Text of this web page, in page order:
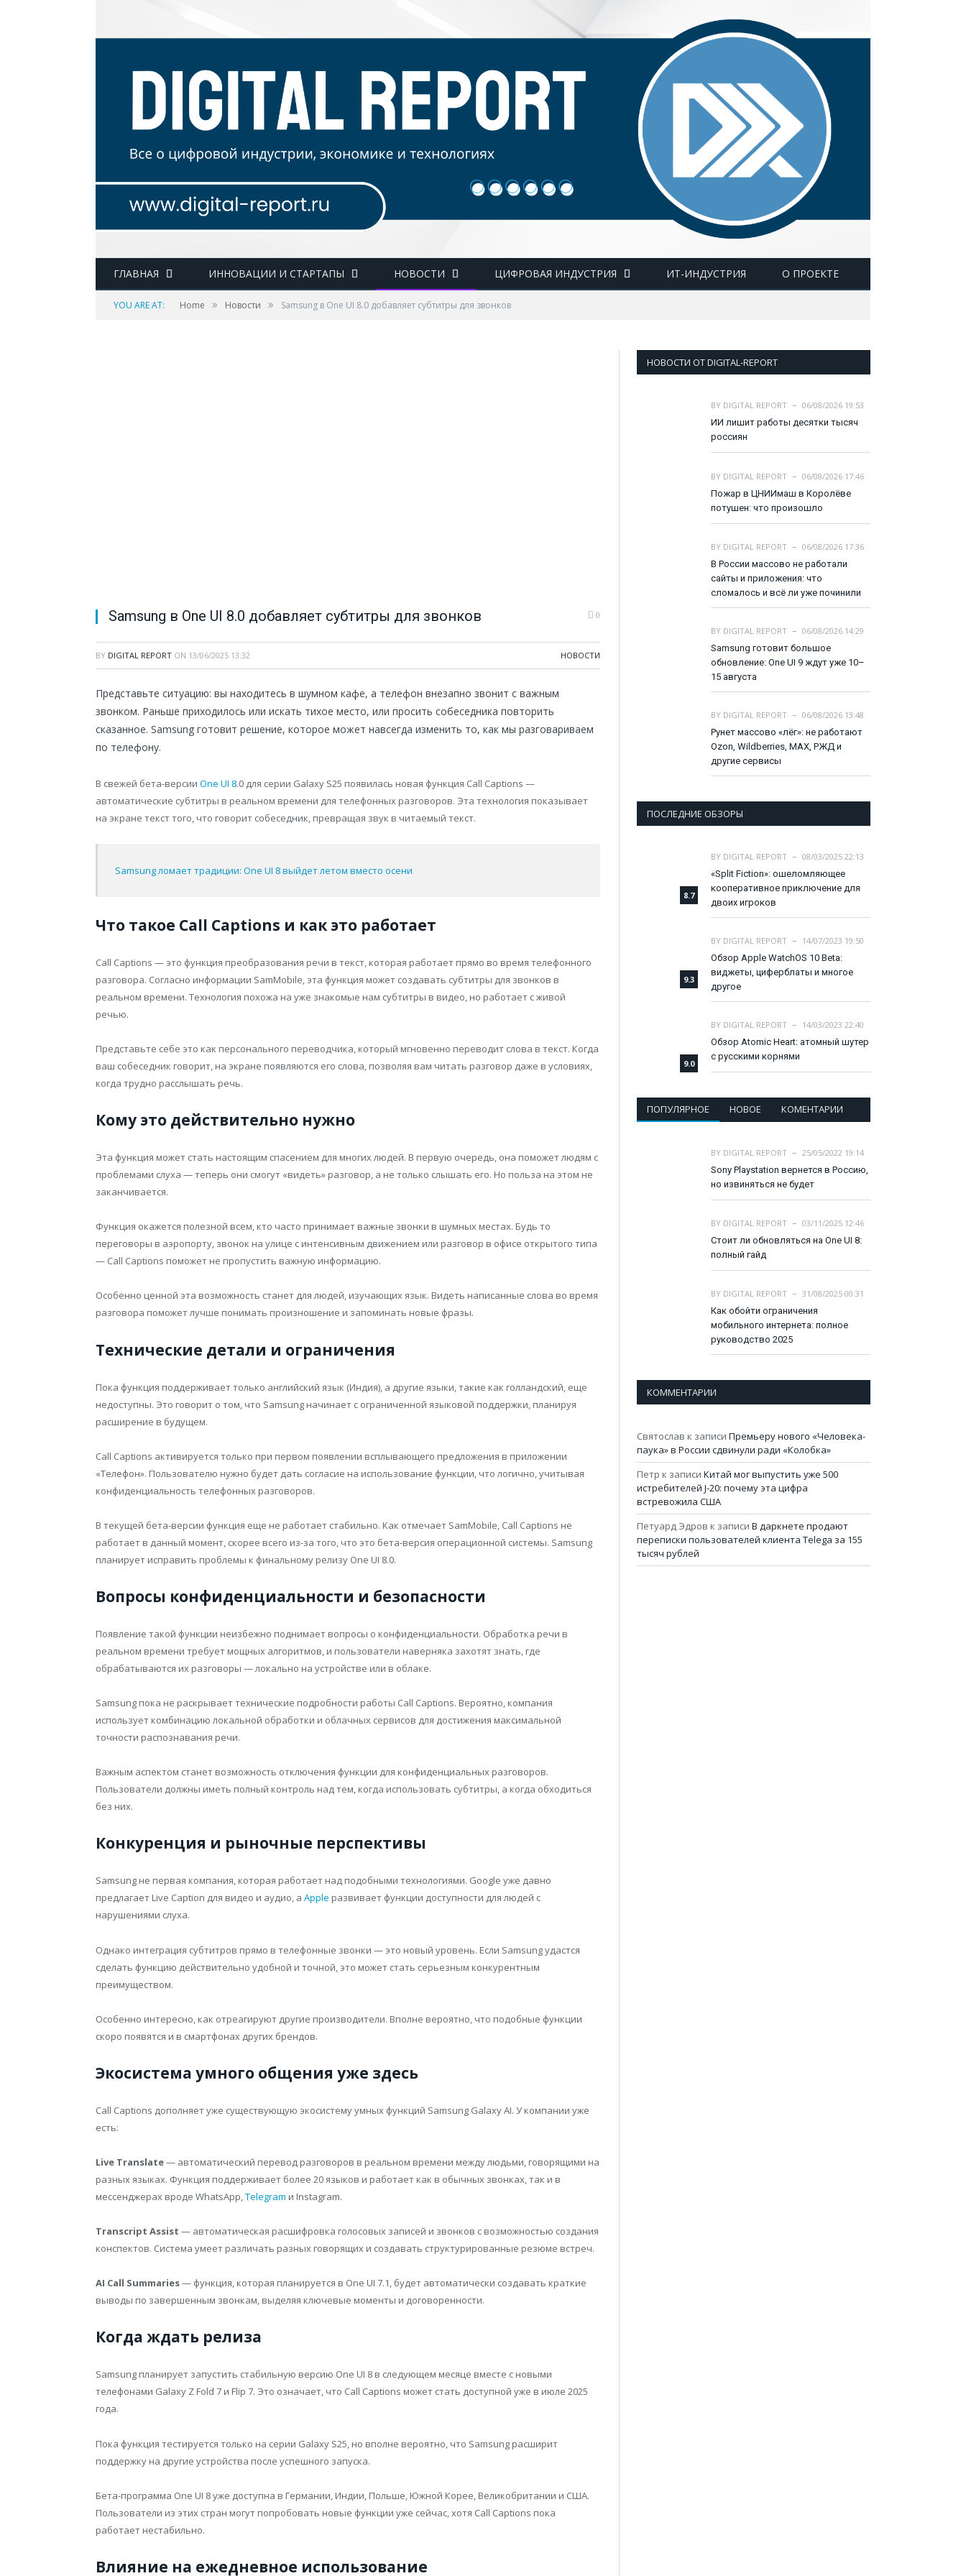
ГЛАВНАЯ ИННОВАЦИИ И СТАРТАПЫ НОВОСТИ ЦИФРОВАЯ ИНДУСТРИЯ ИТ-ИНДУСТРИЯ О ПРОЕКТЕ
YOU ARE AT: Home » Новости » Samsung в One UI 8.0 добавляет субтитры для звонков
Samsung в One UI 8.0 добавляет субтитры для звонков 0
BY DIGITAL REPORT ON 13/06/2025 13:32 НОВОСТИ
Представьте ситуацию: вы находитесь в шумном кафе, а телефон внезапно звонит с важным
звонком. Раньше приходилось или искать тихое место, или просить собеседника повторить
сказанное. Samsung готовит решение, которое может навсегда изменить то, как мы разговариваем
по телефону.
В свежей бета-версии One UI 8.0 для серии Galaxy S25 появилась новая функция Call Captions —
автоматические субтитры в реальном времени для телефонных разговоров. Эта технология показывает
на экране текст того, что говорит собеседник, превращая звук в читаемый текст.
Samsung ломает традиции: One UI 8 выйдет летом вместо осени
Что такое Call Captions и как это работает
Call Captions — это функция преобразования речи в текст, которая работает прямо во время телефонного
разговора. Согласно информации SamMobile, эта функция может создавать субтитры для звонков в
реальном времени. Технология похожа на уже знакомые нам субтитры в видео, но работает с живой
речью.
Представьте себе это как персонального переводчика, который мгновенно переводит слова в текст. Когда
ваш собеседник говорит, на экране появляются его слова, позволяя вам читать разговор даже в условиях,
когда трудно расслышать речь.
Кому это действительно нужно
Эта функция может стать настоящим спасением для многих людей. В первую очередь, она поможет людям с
проблемами слуха — теперь они смогут «видеть» разговор, а не только слышать его. Но польза на этом не
заканчивается.
Функция окажется полезной всем, кто часто принимает важные звонки в шумных местах. Будь то
переговоры в аэропорту, звонок на улице с интенсивным движением или разговор в офисе открытого типа
— Call Captions поможет не пропустить важную информацию.
Особенно ценной эта возможность станет для людей, изучающих язык. Видеть написанные слова во время
разговора поможет лучше понимать произношение и запоминать новые фразы.
Технические детали и ограничения
Пока функция поддерживает только английский язык (Индия), а другие языки, такие как голландский, еще
недоступны. Это говорит о том, что Samsung начинает с ограниченной языковой поддержки, планируя
расширение в будущем.
Call Captions активируется только при первом появлении всплывающего предложения в приложении
«Телефон». Пользователю нужно будет дать согласие на использование функции, что логично, учитывая
конфиденциальность телефонных разговоров.
В текущей бета-версии функция еще не работает стабильно. Как отмечает SamMobile, Call Captions не
работает в данный момент, скорее всего из-за того, что это бета-версия операционной системы. Samsung
планирует исправить проблемы к финальному релизу One UI 8.0.
Вопросы конфиденциальности и безопасности
Появление такой функции неизбежно поднимает вопросы о конфиденциальности. Обработка речи в
реальном времени требует мощных алгоритмов, и пользователи наверняка захотят знать, где
обрабатываются их разговоры — локально на устройстве или в облаке.
Samsung пока не раскрывает технические подробности работы Call Captions. Вероятно, компания
использует комбинацию локальной обработки и облачных сервисов для достижения максимальной
точности распознавания речи.
Важным аспектом станет возможность отключения функции для конфиденциальных разговоров.
Пользователи должны иметь полный контроль над тем, когда использовать субтитры, а когда обходиться
без них.
Конкуренция и рыночные перспективы
Samsung не первая компания, которая работает над подобными технологиями. Google уже давно
предлагает Live Caption для видео и аудио, а Apple развивает функции доступности для людей с
нарушениями слуха.
Однако интеграция субтитров прямо в телефонные звонки — это новый уровень. Если Samsung удастся
сделать функцию действительно удобной и точной, это может стать серьезным конкурентным
преимуществом.
Особенно интересно, как отреагируют другие производители. Вполне вероятно, что подобные функции
скоро появятся и в смартфонах других брендов.
Экосистема умного общения уже здесь
Call Captions дополняет уже существующую экосистему умных функций Samsung Galaxy AI. У компании уже
есть:
Live Translate— автоматический перевод разговоров в реальном времени между людьми, говорящими на
разных языках. Функция поддерживает более 20 языков и работает как в обычных звонках, так и в
мессенджерах вроде WhatsApp,Telegram и Instagram.
Transcript Assist — автоматическая расшифровка голосовых записей и звонков с возможностью создания
конспектов. Система умеет различать разных говорящих и создавать структурированные резюме встреч.
AI Call Summaries— функция, которая планируется в One UI 7.1, будет автоматически создавать краткие
выводы по завершенным звонкам, выделяя ключевые моменты и договоренности.
Когда ждать релиза
Samsung планирует запустить стабильную версию One UI 8 в следующем месяце вместе с новыми
телефонами Galaxy Z Fold 7 и Flip 7. Это означает, что Call Captions может стать доступной уже в июле 2025
года.
Пока функция тестируется только на серии Galaxy S25, но вполне вероятно, что Samsung расширит
поддержку на другие устройства после успешного запуска.
Бета-программа One UI 8 уже доступна в Германии, Индии, Польше, Южной Корее, Великобритании и США.
Пользователи из этих стран могут попробовать новые функции уже сейчас, хотя Call Captions пока
работает нестабильно.
Влияние на ежедневное использование
НОВОСТИ ОТ DIGITAL-REPORT
BY DIGITAL REPORT
06/08/2026 19:53
ИИ лишит работы десятки тысяч
россиян
BY DIGITAL REPORT
06/08/2026 17:46
Пожар в ЦНИИмаш в Королёве
потушен: что произошло
BY DIGITAL REPORT
06/08/2026 17:36
В России массово не работали
сайты и приложения: что
сломалось и всё ли уже починили
BY DIGITAL REPORT
06/08/2026 14:29
Samsung готовит большое
обновление: One UI 9 ждут уже 10–
15 августа
BY DIGITAL REPORT
06/08/2026 13:48
Рунет массово «лёг»: не работают
Ozon, Wildberries, MAX, РЖД и
другие сервисы
ПОСЛЕДНИЕ ОБЗОРЫ
8.7
BY DIGITAL REPORT
08/03/2025 22:13
«Split Fiction»: ошеломляющее
кооперативное приключение для
двоих игроков
9.3
BY DIGITAL REPORT
14/07/2023 19:50
Обзор Apple WatchOS 10 Beta:
виджеты, циферблаты и многое
другое
9.0
BY DIGITAL REPORT
14/03/2023 22:40
Обзор Atomic Heart: атомный шутер
с русскими корнями
ПОПУЛЯРНОЕ НОВОЕ КОМЕНТАРИИ
BY DIGITAL REPORT
25/05/2022 19:14
Sony Playstation вернется в Россию,
но извиняться не будет
BY DIGITAL REPORT
03/11/2025 12:46
Стоит ли обновляться на One UI 8:
полный гайд
BY DIGITAL REPORT
31/08/2025 00:31
Как обойти ограничения
мобильного интернета: полное
руководство 2025
КОММЕНТАРИИ
Святослав к записи Премьеру нового «Человека-
паука» в России сдвинули ради «Колобка»
Петр к записи Китай мог выпустить уже 500
истребителей J-20: почему эта цифра
встревожила США
Петуард Эдров к записи В даркнете продают
переписки пользователей клиента Telega за 155
тысяч рублей